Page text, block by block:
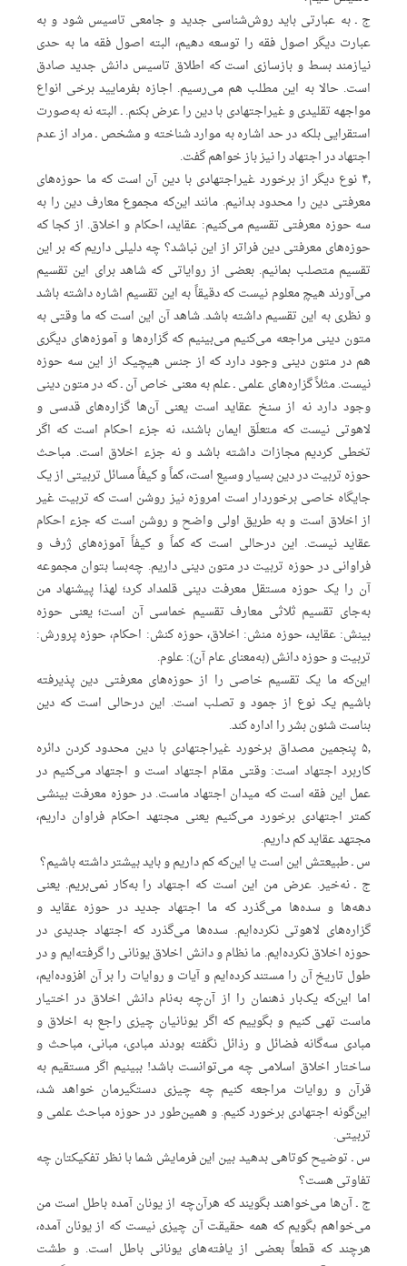
ج ـ به عبارتی باید روش‌شناسی جدید و جامعی تاسیس شود و به
عبارت دیگر اصول فقه را توسعه دهیم، البته اصول فقه ما به حدی
نیازمند بسط و بازسازی است که اطلاق تاسیس دانش جدید صادق
است. حالا به این مطلب هم می‌رسیم. اجازه بفرمایید برخی انواع
مواجهه تقلیدی و غیراجتهادی با دین را عرض بکنم. ـ البته نه به‌صورت
استقرایی بلکه در حد اشاره به موارد شناخته و مشخص ـ مراد از عدم
اجتهاد در اجتهاد را نیز باز خواهم گفت.
۴٫ نوع دیگر از برخورد غیراجتهادی با دین آن است که ما حوزه‌های
معرفتی دین را محدود بدانیم. مانند این‌که مجموع معارف دین را به
سه حوزه معرفتی تقسیم می‌کنیم: عقاید، احکام و اخلاق. از کجا که
حوزه‌های معرفتی دین فراتر از این نباشد؟ چه دلیلی داریم که بر این
تقسیم متصلب بمانیم. بعضی از روایاتی که شاهد برای این تقسیم
می‌آورند هیچ معلوم نیست که دقیقاً به این تقسیم اشاره داشته باشد
و نظری به این تقسیم داشته باشد. شاهد آن این است که ما وقتی به
متون دینی مراجعه می‌کنیم می‌بینیم که گزاره‌ها و آموزه‌های دیگری
هم در متون دینی وجود دارد که از جنس هیچیک از این سه حوزه
نیست. مثلاً گزاره‌های علمی ـ علم به معنی خاص آن ـ که در متون دینی
وجود دارد نه از سنخ عقاید است یعنی آن‌‌ها گزاره‌های قدسی و
لاهوتی نیست که متعلَق ایمان باشند، نه جزء احکام است که اگر
تخطی کردیم مجازات داشته باشد و نه جزء اخلاق است. مباحث
حوزه تربیت در دین بسیار وسیع است،‌ کماً و کیفاً مسائل تربیتی از یک
جایگاه خاصی برخوردار است امروزه نیز روشن است که تربیت غیر
از اخلاق است و به طریق اولی واضح و روشن است که جزء احکام
عقاید نیست. این درحالی است که کماً و کیفاً آموزه‌های ژرف و
فراوانی در حوزه تربیت در متون دینی داریم. چه‌بسا بتوان مجموعه
آن ‌را یک حوزه مستقل معرفت دینی قلمداد کرد؛ لهذا پیشنهاد من
به‌جای تقسیم ثلاثی معارف تقسیم خماسی آن است؛ یعنی حوزه
بینش: عقاید، حوزه منش: اخلاق، حوزه کنش: احکام، حوزه پرورش:
تربیت و حوزه دانش (به‌معنای عام آن): علوم.
این‌که ما یک تقسیم خاصی را از حوزه‌های معرفتی دین پذیرفته
باشیم یک نوع از جمود و تصلب است. این درحالی است که دین
بناست شئون بشر را اداره کند.
۵٫ پنجمین مصداق برخورد غیراجتهادی با دین محدود کردن دائره
کاربرد اجتهاد است: وقتی مقام اجتهاد است و اجتهاد می‌کنیم در
عمل این فقه است که میدان اجتهاد ماست. در حوزه معرفت بینشی
کمتر اجتهادی برخورد می‌کنیم یعنی مجتهد احکام فراوان داریم،
مجتهد عقاید کم داریم.
س ـ طبیعتش این است یا این‌که کم داریم و باید بیشتر داشته باشیم؟
ج ـ نه‌خیر. عرض من این است که اجتهاد را به‌کار نمی‌بریم. یعنی
دهه‌ها و سده‌ها می‌گذرد که ما اجتهاد جدید در حوزه عقاید و
گزاره‌های لاهوتی نکرده‌ایم. سده‌ها می‌گذرد که اجتهاد جدیدی در
حوزه اخلاق نکرده‌ایم. ما نظام و دانش اخلاق یونانی را گرفته‌ایم و در
طول تاریخ آن را مستند کرده‌ایم و آیات و روایات را بر آن افزوده‌ایم،
اما این‌که یک‌بار ذهنمان را از آن‌چه به‌نام دانش اخلاق در اختیار
ماست تهی کنیم و بگوییم که اگر یونانیان چیزی راجع به اخلاق و
مبادی سه‌گانه فضائل و رذائل نگفته بودند مبادی، مبانی، مباحث و
ساختار اخلاق اسلامی چه می‌توانست باشد! ببینیم اگر مستقیم به
قرآن و روایات مراجعه کنیم چه چیزی دستگیرمان خواهد شد،‌
این‌گونه اجتهادی برخورد کنیم. و همین‌طور در حوزه مباحث علمی و
تربیتی.
س ـ توضیح کوتاهی بدهید بین این فرمایش شما با نظر تفکیکتان چه
تفاوتی هست؟
ج ـ آن‌ها می‌‌خواهند بگویند که هرآن‌چه از یونان آمده باطل است من
می‌خواهم بگویم که همه حقیقت آن چیزی نیست که از یونان آمده،
هرچند که قطعاً بعضی از یافته‌های یونانی باطل است. و طشت